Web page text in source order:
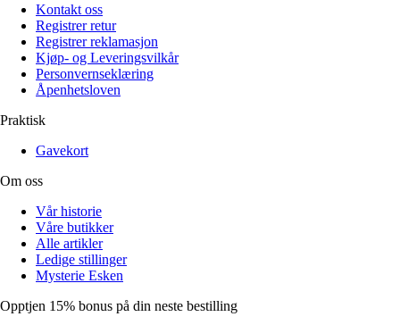
Kontakt oss
Registrer retur
Registrer reklamasjon
Kjøp- og Leveringsvilkår
Personvernseklæring
Åpenhetsloven
Praktisk
Gavekort
Om oss
Vår historie
Våre butikker
Alle artikler
Ledige stillinger
Mysterie Esken
Opptjen 15% bonus på din neste bestilling